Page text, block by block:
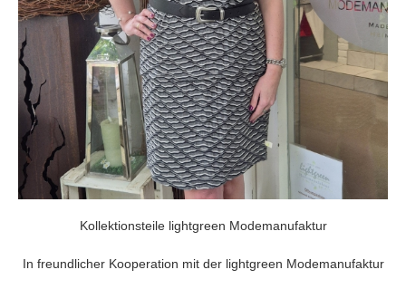
Kollektionsteile lightgreen Modemanufaktur
In freundlicher Kooperation mit der lightgreen Modemanufaktur